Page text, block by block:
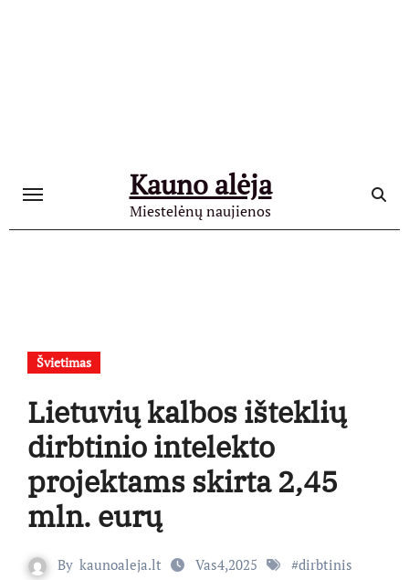
Kauno alėja
Miestelėnų naujienos
Švietimas
Lietuvių kalbos išteklių
dirbtinio intelekto
projektams skirta 2,45
mln. eurų
By kaunoaleja.lt Vas4,2025 #dirbtinis